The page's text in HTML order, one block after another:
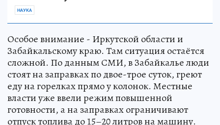
НАУКА
Особое внимание - Иркутской области и
Забайкальскому краю. Там ситуация остаётся
сложной. По данным СМИ, в Забайкалье люди
стоят на заправках по двое-трое суток, греют
еду на горелках прямо у колонок. Местные
власти уже ввели режим повышенной
готовности, а на заправках ограничивают
отпуск топлива до 15–20 литров на машину.